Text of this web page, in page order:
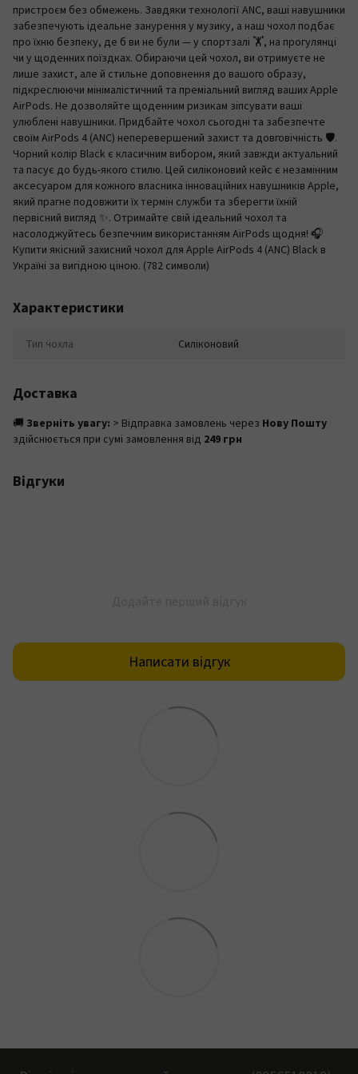
пристроєм без обмежень. Завдяки технології ANC, ваші навушники
забезпечують ідеальне занурення у музику, а наш чохол подбає
про їхню безпеку, де б ви не були — у спортзалі 🏋️, на прогулянці
чи у щоденних поїздках. Обираючи цей чохол, ви отримуєте не
лише захист, але й стильне доповнення до вашого образу,
підкреслюючи мінімалістичний та преміальний вигляд ваших Apple
AirPods. Не дозволяйте щоденним ризикам зіпсувати ваші
улюблені навушники. Придбайте чохол сьогодні та забезпечте
своїм AirPods 4 (ANC) неперевершений захист та довговічність 🛡️.
Чорний колір Black є класичним вибором, який завжди актуальний
та пасує до будь-якого стилю. Цей силіконовий кейс є незамінним
аксесуаром для кожного власника інноваційних навушників Apple,
який прагне подовжити їх термін служби та зберегти їхній
первісний вигляд ✨. Отримайте свій ідеальний чохол та
насолоджуйтесь безпечним використанням AirPods щодня! 🎧
Купити якісний захисний чохол для Apple AirPods 4 (ANC) Black в
Україні за вигідною ціною. (782 символи)
Характеристики
Тип чохла Силіконовий
Доставка
🚚 Зверніть увагу: > Відправка замовлень через Нову Пошту
здійснюється при сумі замовлення від 249 грн
Відгуки
Написати відгук